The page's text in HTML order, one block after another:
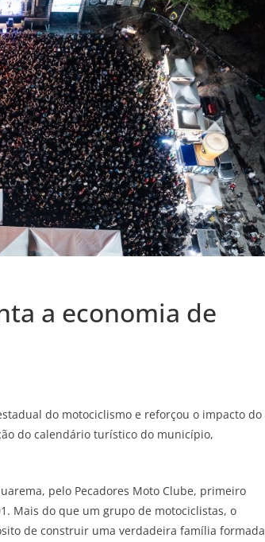
a economia de
do motociclismo e reforçou o impacto do
do calendário turístico do município,
pelo Pecadores Moto Clube, primeiro
Mais do que um grupo de motociclistas, o
de construir uma verdadeira família formada